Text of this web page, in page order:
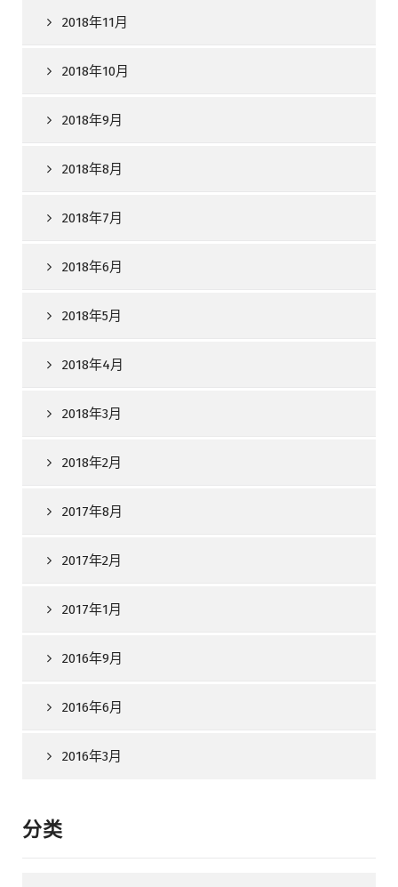
2018年11月
2018年10月
2018年9月
2018年8月
2018年7月
2018年6月
2018年5月
2018年4月
2018年3月
2018年2月
2017年8月
2017年2月
2017年1月
2016年9月
2016年6月
2016年3月
分类